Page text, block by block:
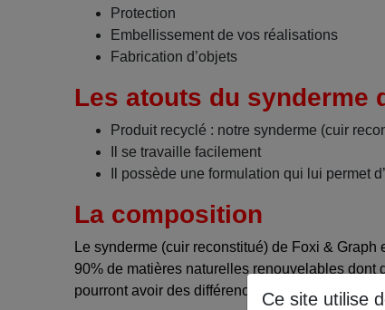
Protection
Embellissement de vos réalisations
Fabrication d’objets
Les atouts du synderme
Produit recyclé : notre synderme (cuir
Il se travaille facilement
Il possède une formulation qui lui permet
La composition
Le synderme (cuir reconstitué) de Foxi &
90% de matières naturelles renouvelables dont
pourront avoir des différences de coloris,
Ce site utilise